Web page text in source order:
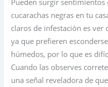
cucarachas negras en tu
claros de infestación es ver
ya que prefieren
húmedos, por lo que es
Cuando las observes
una señal reveladora de